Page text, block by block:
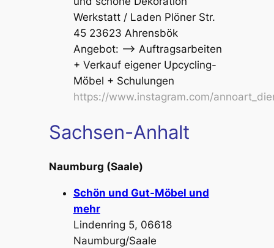
Werkstatt / Laden Plöner Str.
45 23623 Ahrensbök
Angebot: –> Auftragsarbeiten
+ Verkauf eigener Upcycling-
Möbel + Schulungen
https://www.instagram.com/
Sachsen-Anhalt
Naumburg (Saale)
Schön und Gut-Möbel und
mehr
Lindenring 5, 06618
Naumburg/Saale